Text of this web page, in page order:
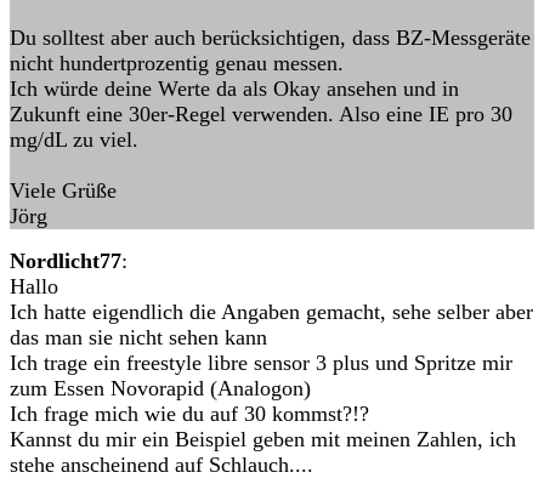
Du solltest aber auch berücksichtigen, dass BZ-Messgeräte
nicht hundertprozentig genau messen.
Ich würde deine Werte da als Okay ansehen und in
Zukunft eine 30er-Regel verwenden. Also eine IE pro 30
mg/dL zu viel.
Viele Grüße
Jörg
Nordlicht77:
Hallo
Ich hatte eigendlich die Angaben gemacht, sehe selber aber
das man sie nicht sehen kann
Ich trage ein freestyle libre sensor 3 plus und Spritze mir
zum Essen Novorapid (Analogon)
Ich frage mich wie du auf 30 kommst?!?
Kannst du mir ein Beispiel geben mit meinen Zahlen, ich
stehe anscheinend auf Schlauch....